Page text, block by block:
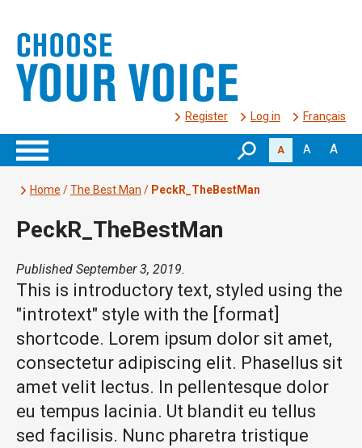
Register Log in Français
A A A
Home /The Best Man / PeckR_TheBestMan
PeckR_TheBestMan
Published September 3, 2019.
This is introductory text, styled using the
"introtext" style with the [format]
shortcode. Lorem ipsum dolor sit amet,
consectetur adipiscing elit. Phasellus sit
amet velit lectus. In pellentesque dolor
eu tempus lacinia. Ut blandit eu tellus
sed facilisis. Nunc pharetra tristique